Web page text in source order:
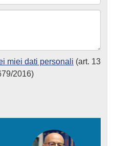
miei dati personali (art. 13
2016)